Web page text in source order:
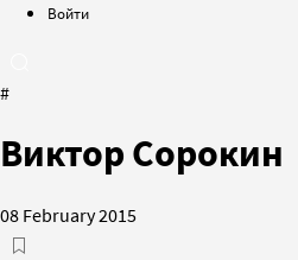
Войти
#
Виктор Сорокин
08 February 2015